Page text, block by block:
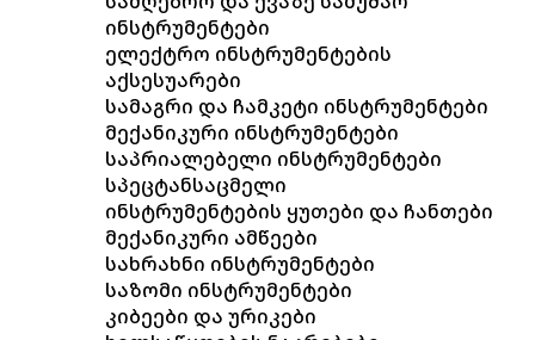
ინსტრუმენტები
ელექტრო ინსტრუმენტების
აქსესუარები
სამაგრი და ჩამკეტი ინსტრუმენტები
მექანიკური ინსტრუმენტები
საპრიალებელი ინსტრუმენტები
სპეცტანსაცმელი
ინსტრუმენტების ყუთები და ჩანთები
მექანიკური ამწეები
სახრახნი ინსტრუმენტები
საზომი ინსტრუმენტები
კიბეები და ურიკები